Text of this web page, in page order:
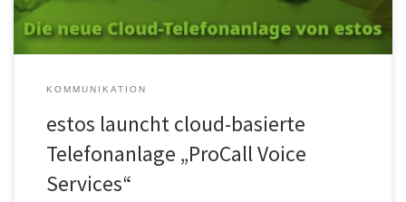
KOMMUNIKATION
estos launcht cloud-basierte
Telefonanlage „ProCall Voice
Services“